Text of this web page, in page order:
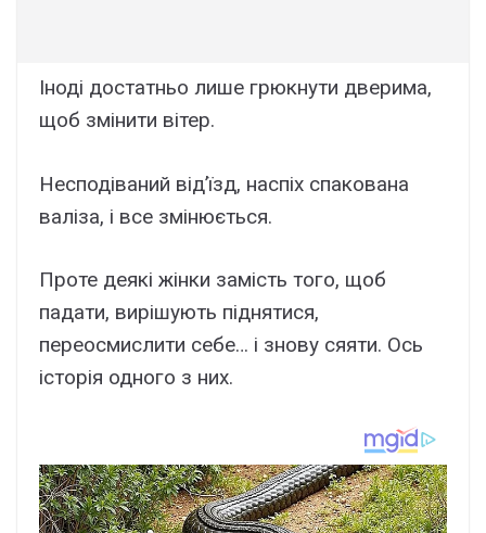
Іноді достатньо лише грюкнути дверима,
щоб змінити вітер.
Несподіваний від’їзд, наспіх спакована
валіза, і все змінюється.
Проте деякі жінки замість того, щоб
падати, вирішують піднятися,
переосмислити себе… і знову сяяти. Ось
історія одного з них.